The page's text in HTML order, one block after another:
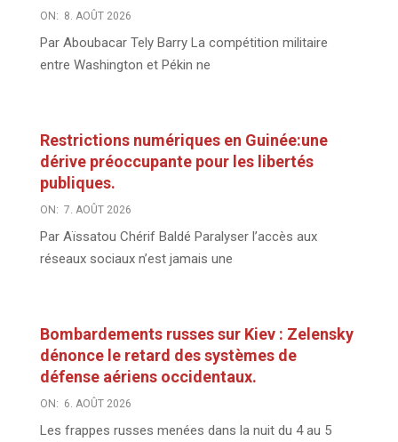
ON: 8. AOÛT 2026
Par Aboubacar Tely Barry La compétition militaire
entre Washington et Pékin ne
Restrictions numériques en Guinée:une
dérive préoccupante pour les libertés
publiques.
ON: 7. AOÛT 2026
Par Aïssatou Chérif Baldé Paralyser l’accès aux
réseaux sociaux n’est jamais une
Bombardements russes sur Kiev : Zelensky
dénonce le retard des systèmes de
défense aériens occidentaux.
ON: 6. AOÛT 2026
Les frappes russes menées dans la nuit du 4 au 5